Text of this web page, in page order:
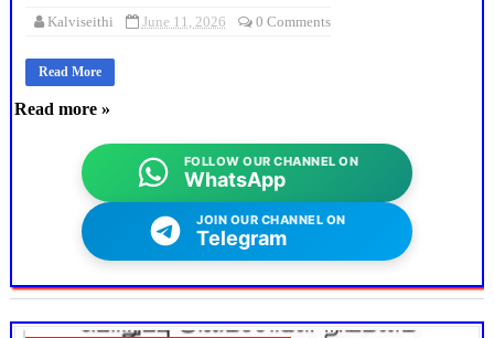
Kalviseithi June 11, 2026 0 Comments
Read More
Read more »
FOLLOW OUR CHANNEL ON
WhatsApp
JOIN OUR CHANNEL ON
Telegram